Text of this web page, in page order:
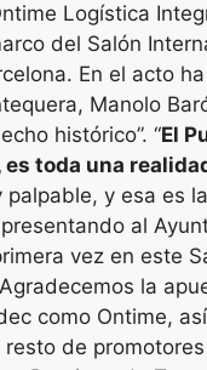
Logística
del Salón
En el acto
Manolo
histórico”. “El
toda una
y esa es
al
vez en este
la
como Ontime,
de